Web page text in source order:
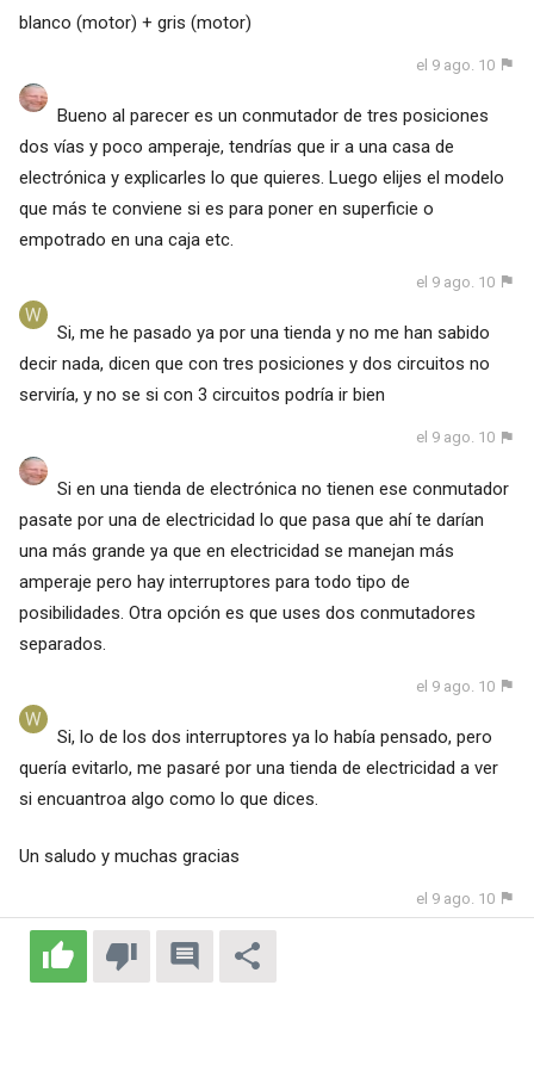
blanco (motor) + gris (motor)
el 9 ago. 10
Bueno al parecer es un conmutador de tres posiciones
dos vías y poco amperaje, tendrías que ir a una casa de
electrónica y explicarles lo que quieres. Luego elijes el modelo
que más te conviene si es para poner en superficie o
empotrado en una caja etc.
el 9 ago. 10
Si, me he pasado ya por una tienda y no me han sabido
decir nada, dicen que con tres posiciones y dos circuitos no
serviría, y no se si con 3 circuitos podría ir bien
el 9 ago. 10
Si en una tienda de electrónica no tienen ese conmutador
pasate por una de electricidad lo que pasa que ahí te darían
una más grande ya que en electricidad se manejan más
amperaje pero hay interruptores para todo tipo de
posibilidades. Otra opción es que uses dos conmutadores
separados.
el 9 ago. 10
Si, lo de los dos interruptores ya lo había pensado, pero
quería evitarlo, me pasaré por una tienda de electricidad a ver
si encuantroa algo como lo que dices.
Un saludo y muchas gracias
el 9 ago. 10